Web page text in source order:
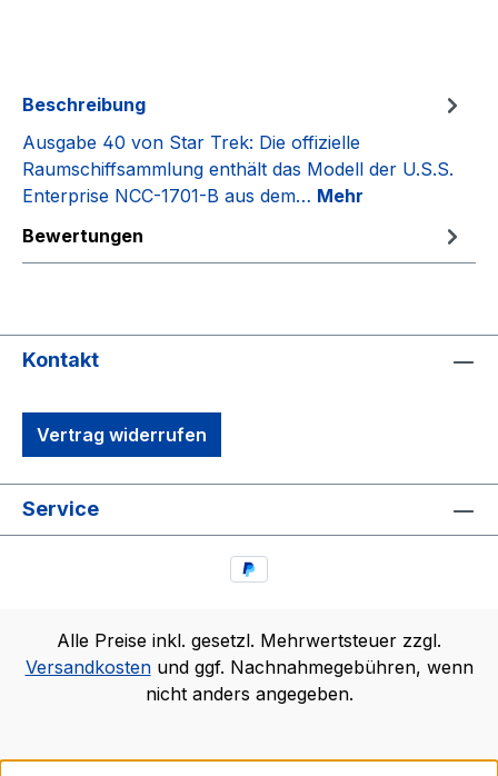
Beschreibung
Ausgabe 40 von Star Trek: Die offizielle
Raumschiffsammlung enthält das Modell der U.S.S.
Enterprise NCC-1701-B aus dem… Mehr
Bewertungen
Kontakt
Vertrag widerrufen
Service
Alle Preise inkl. gesetzl. Mehrwertsteuer zzgl.
Versandkostenund ggf. Nachnahmegebühren, wenn
nicht anders angegeben.